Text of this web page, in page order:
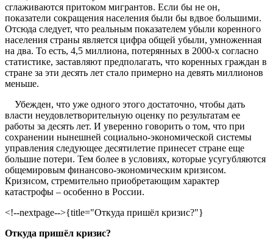
сглаживаются притоком мигрантов. Если бы не он,
показатели сокращения населения были бы вдвое большими.
Отсюда следует, что реальным показателем убыли коренного
населения страны является цифра общей убыли, умноженная
на два. То есть, 4,5 миллиона, потерянных в 2000-х согласно
статистике, заставляют предполагать, что коренных граждан в
стране за эти десять лет стало примерно на девять миллионов
меньше.
Убежден, что уже одного этого достаточно, чтобы дать
власти неудовлетворительную оценку по результатам ее
работы за десять лет. И уверенно говорить о том, что при
сохранении нынешней социально-экономической системы
управления следующее десятилетие принесет стране еще
большие потери. Тем более в условиях, которые усугубляются
общемировым финансово-экономическим кризисом.
Кризисом, стремительно приобретающим характер
катастрофы – особенно в России.
<!--nextpage-->{title="Откуда пришёл кризис?"}
Откуда пришёл кризис?